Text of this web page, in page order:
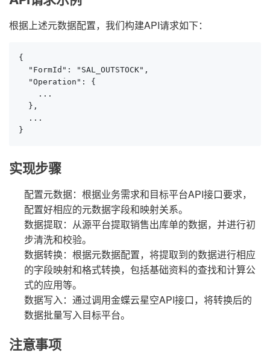
根据上述元数据配置，我们构建API请求如下：
{
  "FormId": "SAL_OUTSTOCK",
  "Operation": {
    ...
  },
  ...
}
实现步骤
配置元数据：根据业务需求和目标平台API接口要求，
配置好相应的元数据字段和映射关系。
数据提取：从源平台提取销售出库单的数据，并进行初
步清洗和校验。
数据转换：根据元数据配置，将提取到的数据进行相应
的字段映射和格式转换，包括基础资料的查找和计算公
式的应用等。
数据写入：通过调用金蝶云星空API接口，将转换后的
数据批量写入目标平台。
注意事项